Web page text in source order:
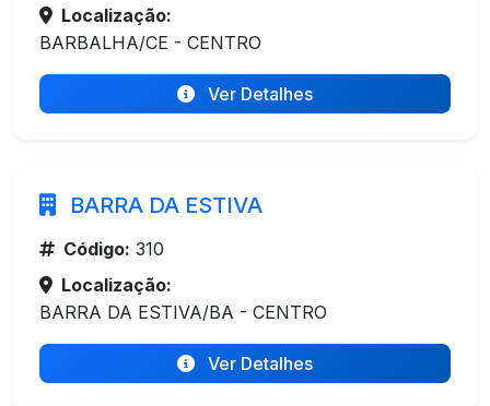
Localização:
BARBALHA/CE - CENTRO
Ver Detalhes
BARRA DA ESTIVA
Código: 310
Localização:
BARRA DA ESTIVA/BA - CENTRO
Ver Detalhes